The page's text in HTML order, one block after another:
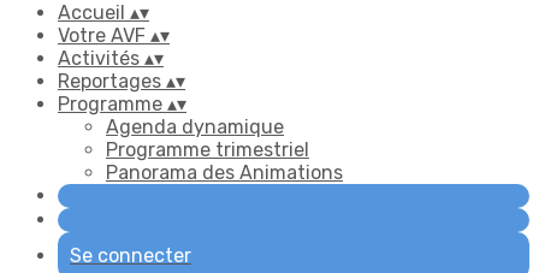
Accueil ▴▾
Votre AVF ▴▾
Activités ▴▾
Reportages ▴▾
Programme ▴▾
Agenda dynamique
Programme trimestriel
Panorama des Animations
Se connecter